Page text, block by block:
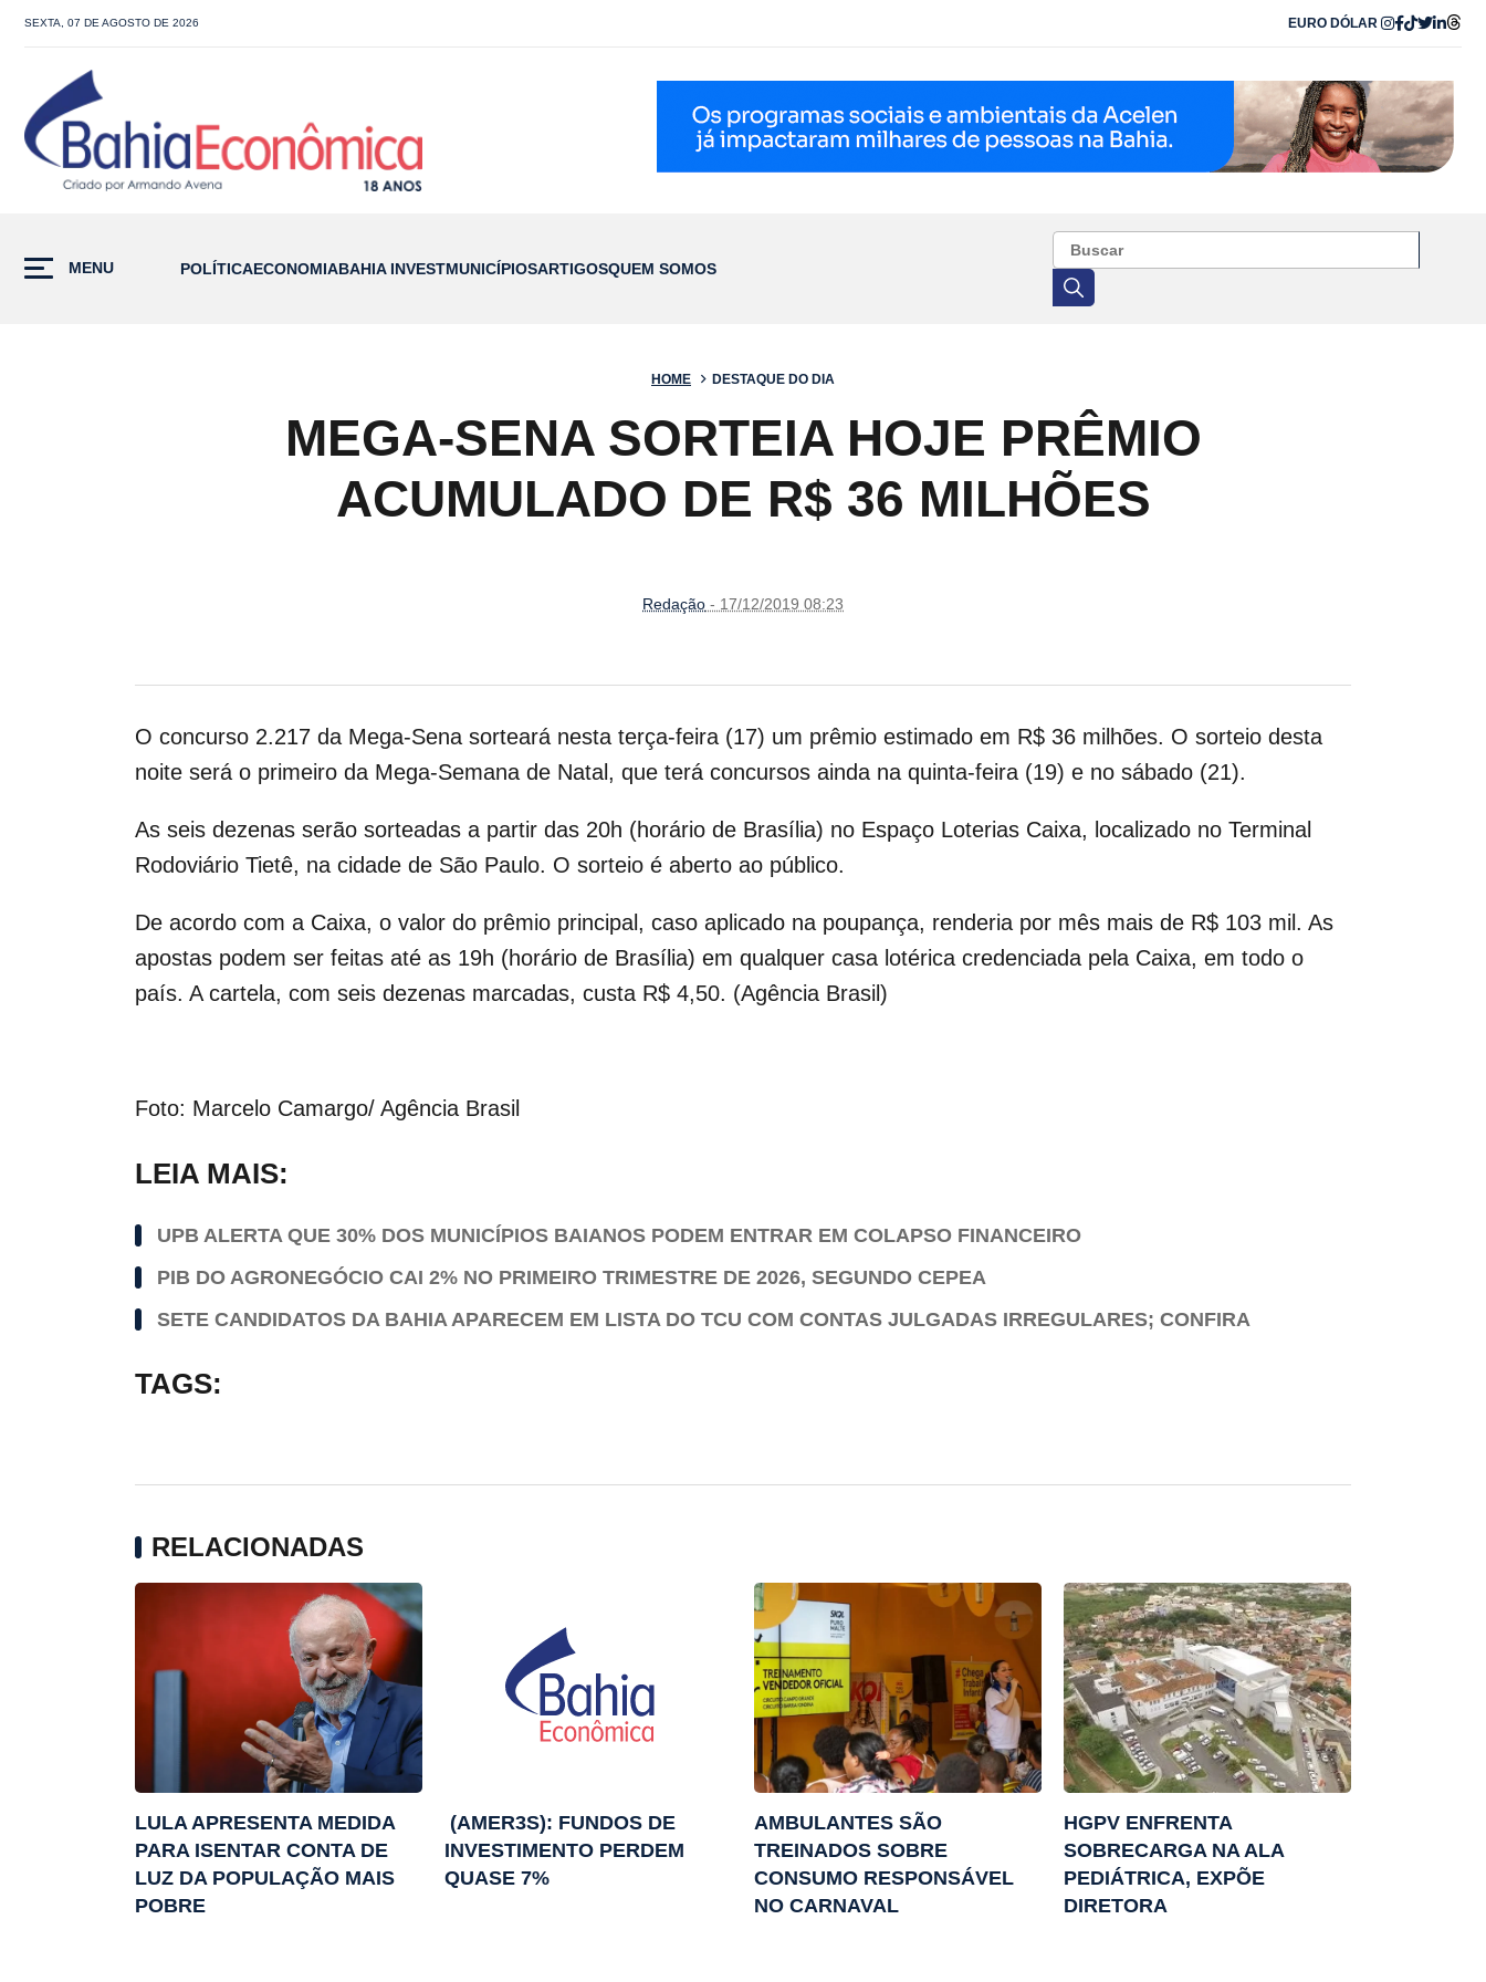
SEXTA, 07 DE AGOSTO DE 2026 EURO DÓLAR
MENU POLÍTICAECONOMIABAHIA INVESTMUNICÍPIOSARTIGOSQUEM SOMOS
HOME DESTAQUE DO DIA
MEGA-SENA SORTEIA HOJE PRÊMIO
ACUMULADO DE R$ 36 MILHÕES
Redação - 17/12/2019 08:23
O concurso 2.217 da Mega-Sena sorteará nesta terça-feira (17) um prêmio estimado em R$ 36 milhões. O sorteio desta
noite será o primeiro da Mega-Semana de Natal, que terá concursos ainda na quinta-feira (19) e no sábado (21).
As seis dezenas serão sorteadas a partir das 20h (horário de Brasília) no Espaço Loterias Caixa, localizado no Terminal
Rodoviário Tietê, na cidade de São Paulo. O sorteio é aberto ao público.
De acordo com a Caixa, o valor do prêmio principal, caso aplicado na poupança, renderia por mês mais de R$ 103 mil. As
apostas podem ser feitas até as 19h (horário de Brasília) em qualquer casa lotérica credenciada pela Caixa, em todo o
país. A cartela, com seis dezenas marcadas, custa R$ 4,50. (Agência Brasil)
Foto: Marcelo Camargo/ Agência Brasil
LEIA MAIS:
UPB ALERTA QUE 30% DOS MUNICÍPIOS BAIANOS PODEM ENTRAR EM COLAPSO FINANCEIRO
PIB DO AGRONEGÓCIO CAI 2% NO PRIMEIRO TRIMESTRE DE 2026, SEGUNDO CEPEA
SETE CANDIDATOS DA BAHIA APARECEM EM LISTA DO TCU COM CONTAS JULGADAS IRREGULARES; CONFIRA
TAGS:
RELACIONADAS
LULA APRESENTA MEDIDA
PARA ISENTAR CONTA DE
LUZ DA POPULAÇÃO MAIS
POBRE
(AMER3S): FUNDOS DE
INVESTIMENTO PERDEM
QUASE 7%
AMBULANTES SÃO
TREINADOS SOBRE
CONSUMO RESPONSÁVEL
NO CARNAVAL
HGPV ENFRENTA
SOBRECARGA NA ALA
PEDIÁTRICA, EXPÕE
DIRETORA